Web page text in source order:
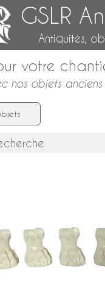
GSLR
Antiquités,
votre
nos objets
de 4 pieds griffes pour
XIXe